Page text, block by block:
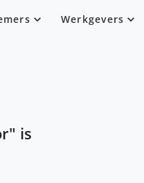
Werkgevers
" is